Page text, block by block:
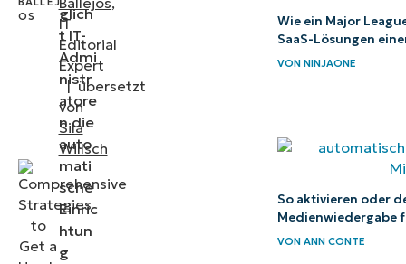
IT
Editorial
Expert
|übersetzt
von
Sila
Willsch
registriert
werden?
4
Möglichkeiten,
eine
Hardware-ID
von Geräten
zu erhalten
glich
t IT-
Admi
nistr
atore
n die
auto
mati
sche
Einric
htun
g
Wie ein Major
SaaS-Lösungen
VONNINJAONE
So aktivieren oder
Medienwiedergabe
VONANN CONTE